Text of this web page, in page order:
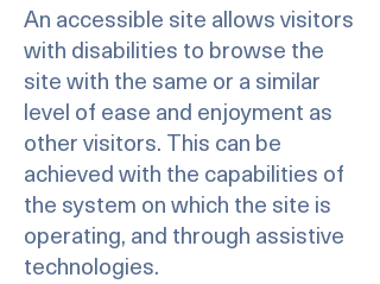
An accessible site allows visitors
with disabilities to browse the
site with the same or a similar
level of ease and enjoyment as
other visitors. This can be
achieved with the capabilities of
the system on which the site is
operating, and through assistive
technologies.